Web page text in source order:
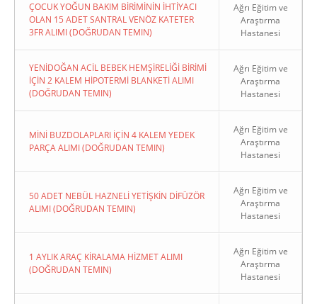
ÇOCUK YOĞUN BAKIM BİRİMİNİN İHTİYACI
OLAN 15 ADET SANTRAL VENÖZ KATETER
3FR ALIMI (DOĞRUDAN TEMIN)
Ağrı Eğitim ve
Araştırma
Hastanesi
YENİDOĞAN ACİL BEBEK HEMŞİRELİĞİ BİRİMİ
İÇİN 2 KALEM HİPOTERMİ BLANKETİ ALIMI
(DOĞRUDAN TEMIN)
Ağrı Eğitim ve
Araştırma
Hastanesi
MİNİ BUZDOLAPLARI İÇİN 4 KALEM YEDEK
PARÇA ALIMI (DOĞRUDAN TEMIN)
Ağrı Eğitim ve
Araştırma
Hastanesi
50 ADET NEBÜL HAZNELİ YETİŞKİN DİFÜZÖR
ALIMI (DOĞRUDAN TEMIN)
Ağrı Eğitim ve
Araştırma
Hastanesi
1 AYLIK ARAÇ KİRALAMA HİZMET ALIMI
(DOĞRUDAN TEMIN)
Ağrı Eğitim ve
Araştırma
Hastanesi